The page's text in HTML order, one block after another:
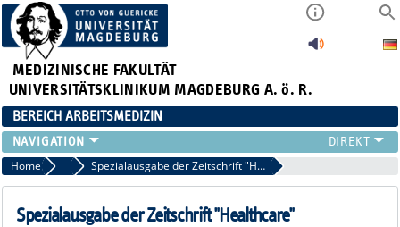
MEDIZINISCHE FAKULTÄT
UNIVERSITÄTSKLINIKUM MAGDEBURG A. ö. R.
BEREICH ARBEITSMEDIZIN
INSTITUT
TEAM
ARBEITSGRUPPEN
Home News aus der Arbeitsmedizin Spezialausgabe der Zeitschrift "Healthcare"
Spezialausgabe der Zeitschrift "Healthcare"